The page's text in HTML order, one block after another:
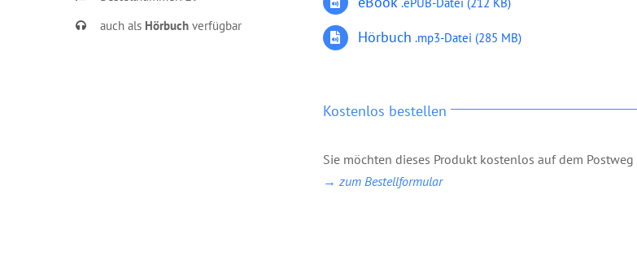
auch als Hörbuch verfügbar
Hörbuch .mp3-Datei (285 MB)
Kostenlos bestellen
Sie möchten dieses Produkt kostenlos auf dem
→ zum Bestellformular